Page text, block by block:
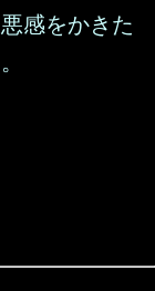
感をかきた